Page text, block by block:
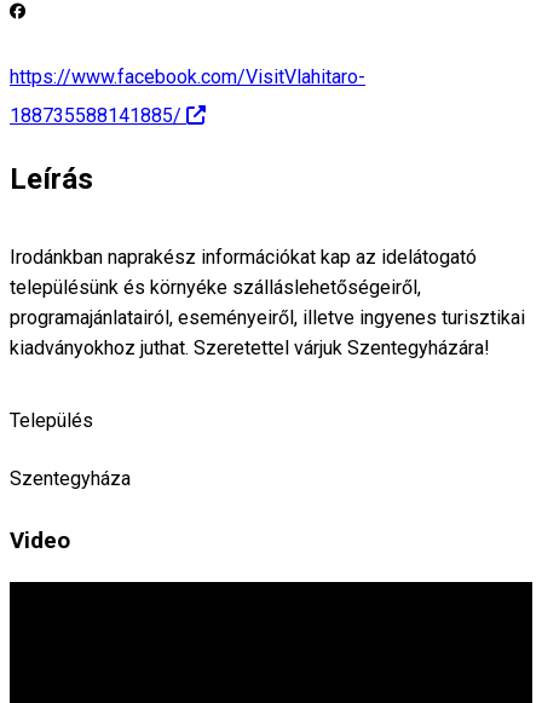
https://www.facebook.com/VisitVlahitaro-
188735588141885/
Leírás
Irodánkban naprakész információkat kap az idelátogató
településünk és környéke szálláslehetőségeiről,
programajánlatairól, eseményeiről, illetve ingyenes turisztikai
kiadványokhoz juthat. Szeretettel várjuk Szentegyházára!
Település
Szentegyháza
Video